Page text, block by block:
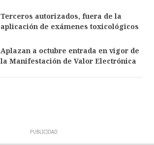
Terceros autorizados, fuera de la
aplicación de exámenes toxicológicos
Aplazan a octubre entrada en vigor de
la Manifestación de Valor Electrónica
PUBLICIDAD